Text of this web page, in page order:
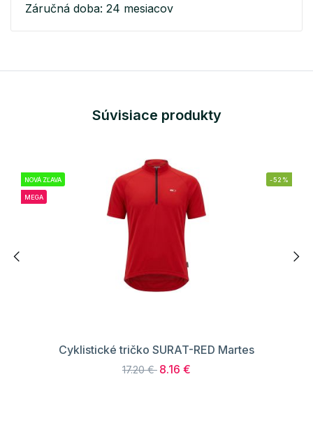
Záručná doba: 24 mesiacov
Súvisiace produkty
NOVÁ ZĽAVA
MEGA
-52%
Cyklistické tričko SURAT-RED Martes
17.20 € 8.16 €